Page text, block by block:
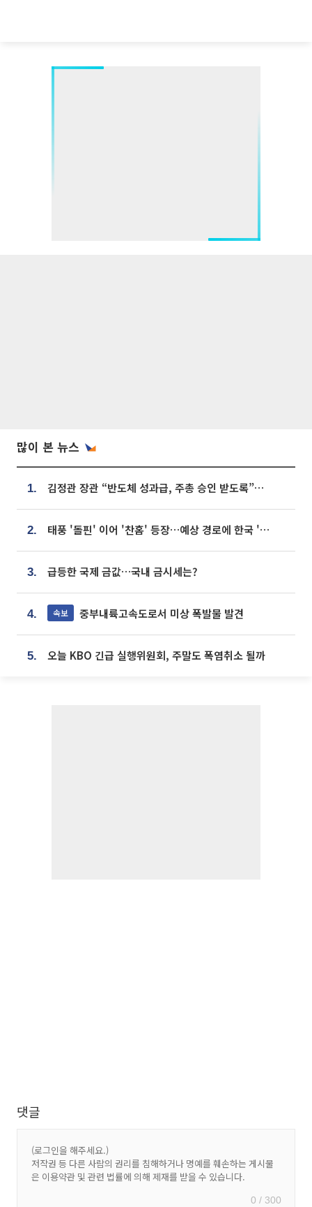
많이 본 뉴스
1. 김정관 장관 “반도체 성과급, 주총 승인 받도록”…상법·자본시장법 개정 시사
2. 태풍 '돌핀' 이어 '찬홈' 등장…예상 경로에 한국 '한숨'
3. 급등한 국제 금값…국내 금시세는?
4. 속보 중부내륙고속도로서 미상 폭발물 발견
5. 오늘 KBO 긴급 실행위원회, 주말도 폭염취소 될까
댓글
0 / 300